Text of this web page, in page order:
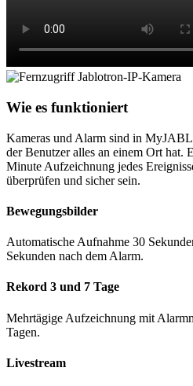
Wie es funktioniert
Kameras und Alarm sind in
der Benutzer alles an einem Ort hat.
Minute Aufzeichnung jedes
überprüfen und sicher sein.
Bewegungsbilder
Automatische Aufnahme 30
Sekunden nach dem Alarm.
Rekord 3 und 7 Tage
Mehrtägige Aufzeichnung mit
Tagen.
Livestream